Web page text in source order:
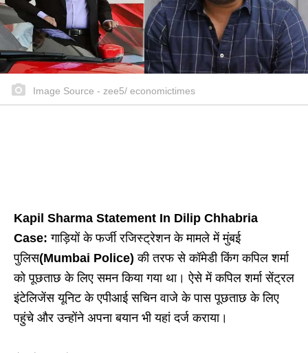
Image Source - zee5/ economictimes
Kapil Sharma Statement In Dilip Chhabria
Case:गाड़ियों के फर्जी रजिस्ट्रेशन के मामले में मुंबई
पुलिस(Mumbai Police) की तरफ से कॉमेडी किंग कपिल शर्मा
को पूछताछ के लिए समन किया गया था। ऐसे में कपिल शर्मा सेंट्रल
इंटेलिजेंस यूनिट के एपीआई सचिन वाजे के पास पूछताछ के लिए
पहुंचे और उन्होंने अपना बयान भी यहां दर्ज कराया।